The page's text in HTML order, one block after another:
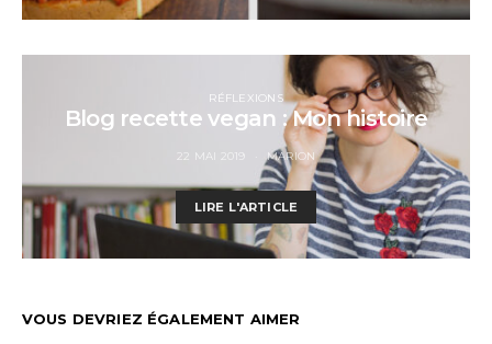
RÉFLEXIONS
Blog recette vegan : Mon histoire
22 MAI 2019 MARION
LIRE L'ARTICLE
VOUS DEVRIEZ ÉGALEMENT AIMER